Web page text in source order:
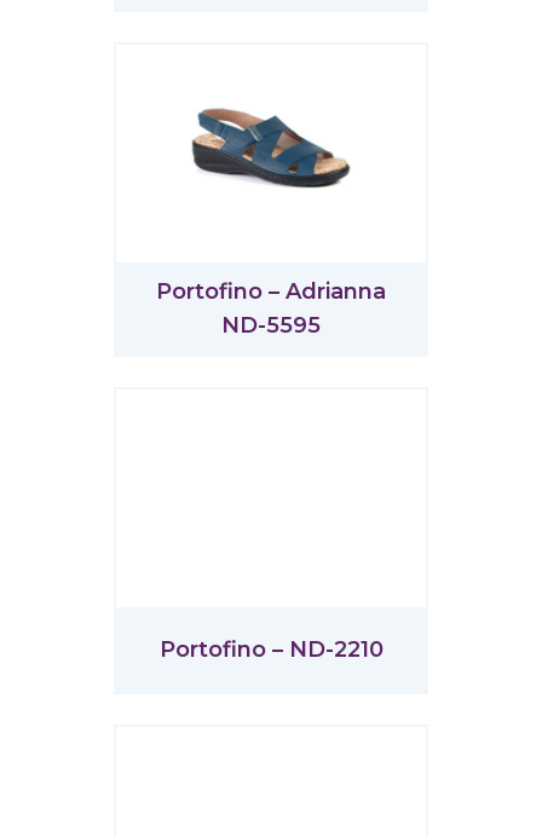
Portofino – Adrianna
ND-5595
Portofino – ND-2210